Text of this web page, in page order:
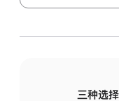
三种选